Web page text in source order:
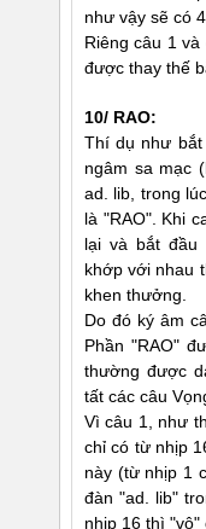
như vậy sẽ có
Riêng câu 1
được thay thế
10/ RAO:
Thí dụ như bắt
ngâm sa mạc
ad. lib, trong
là "RAO". Khi
lại và bắt đầu
khớp với nhau
khen thưởng.
Do đó ký âm
Phần "RAO"
thường được
tất các câu
Vì câu 1, như
chỉ có từ nhịp
này (từ nhịp 1
đàn "ad. lib"
nhịp 16 thì "vô"